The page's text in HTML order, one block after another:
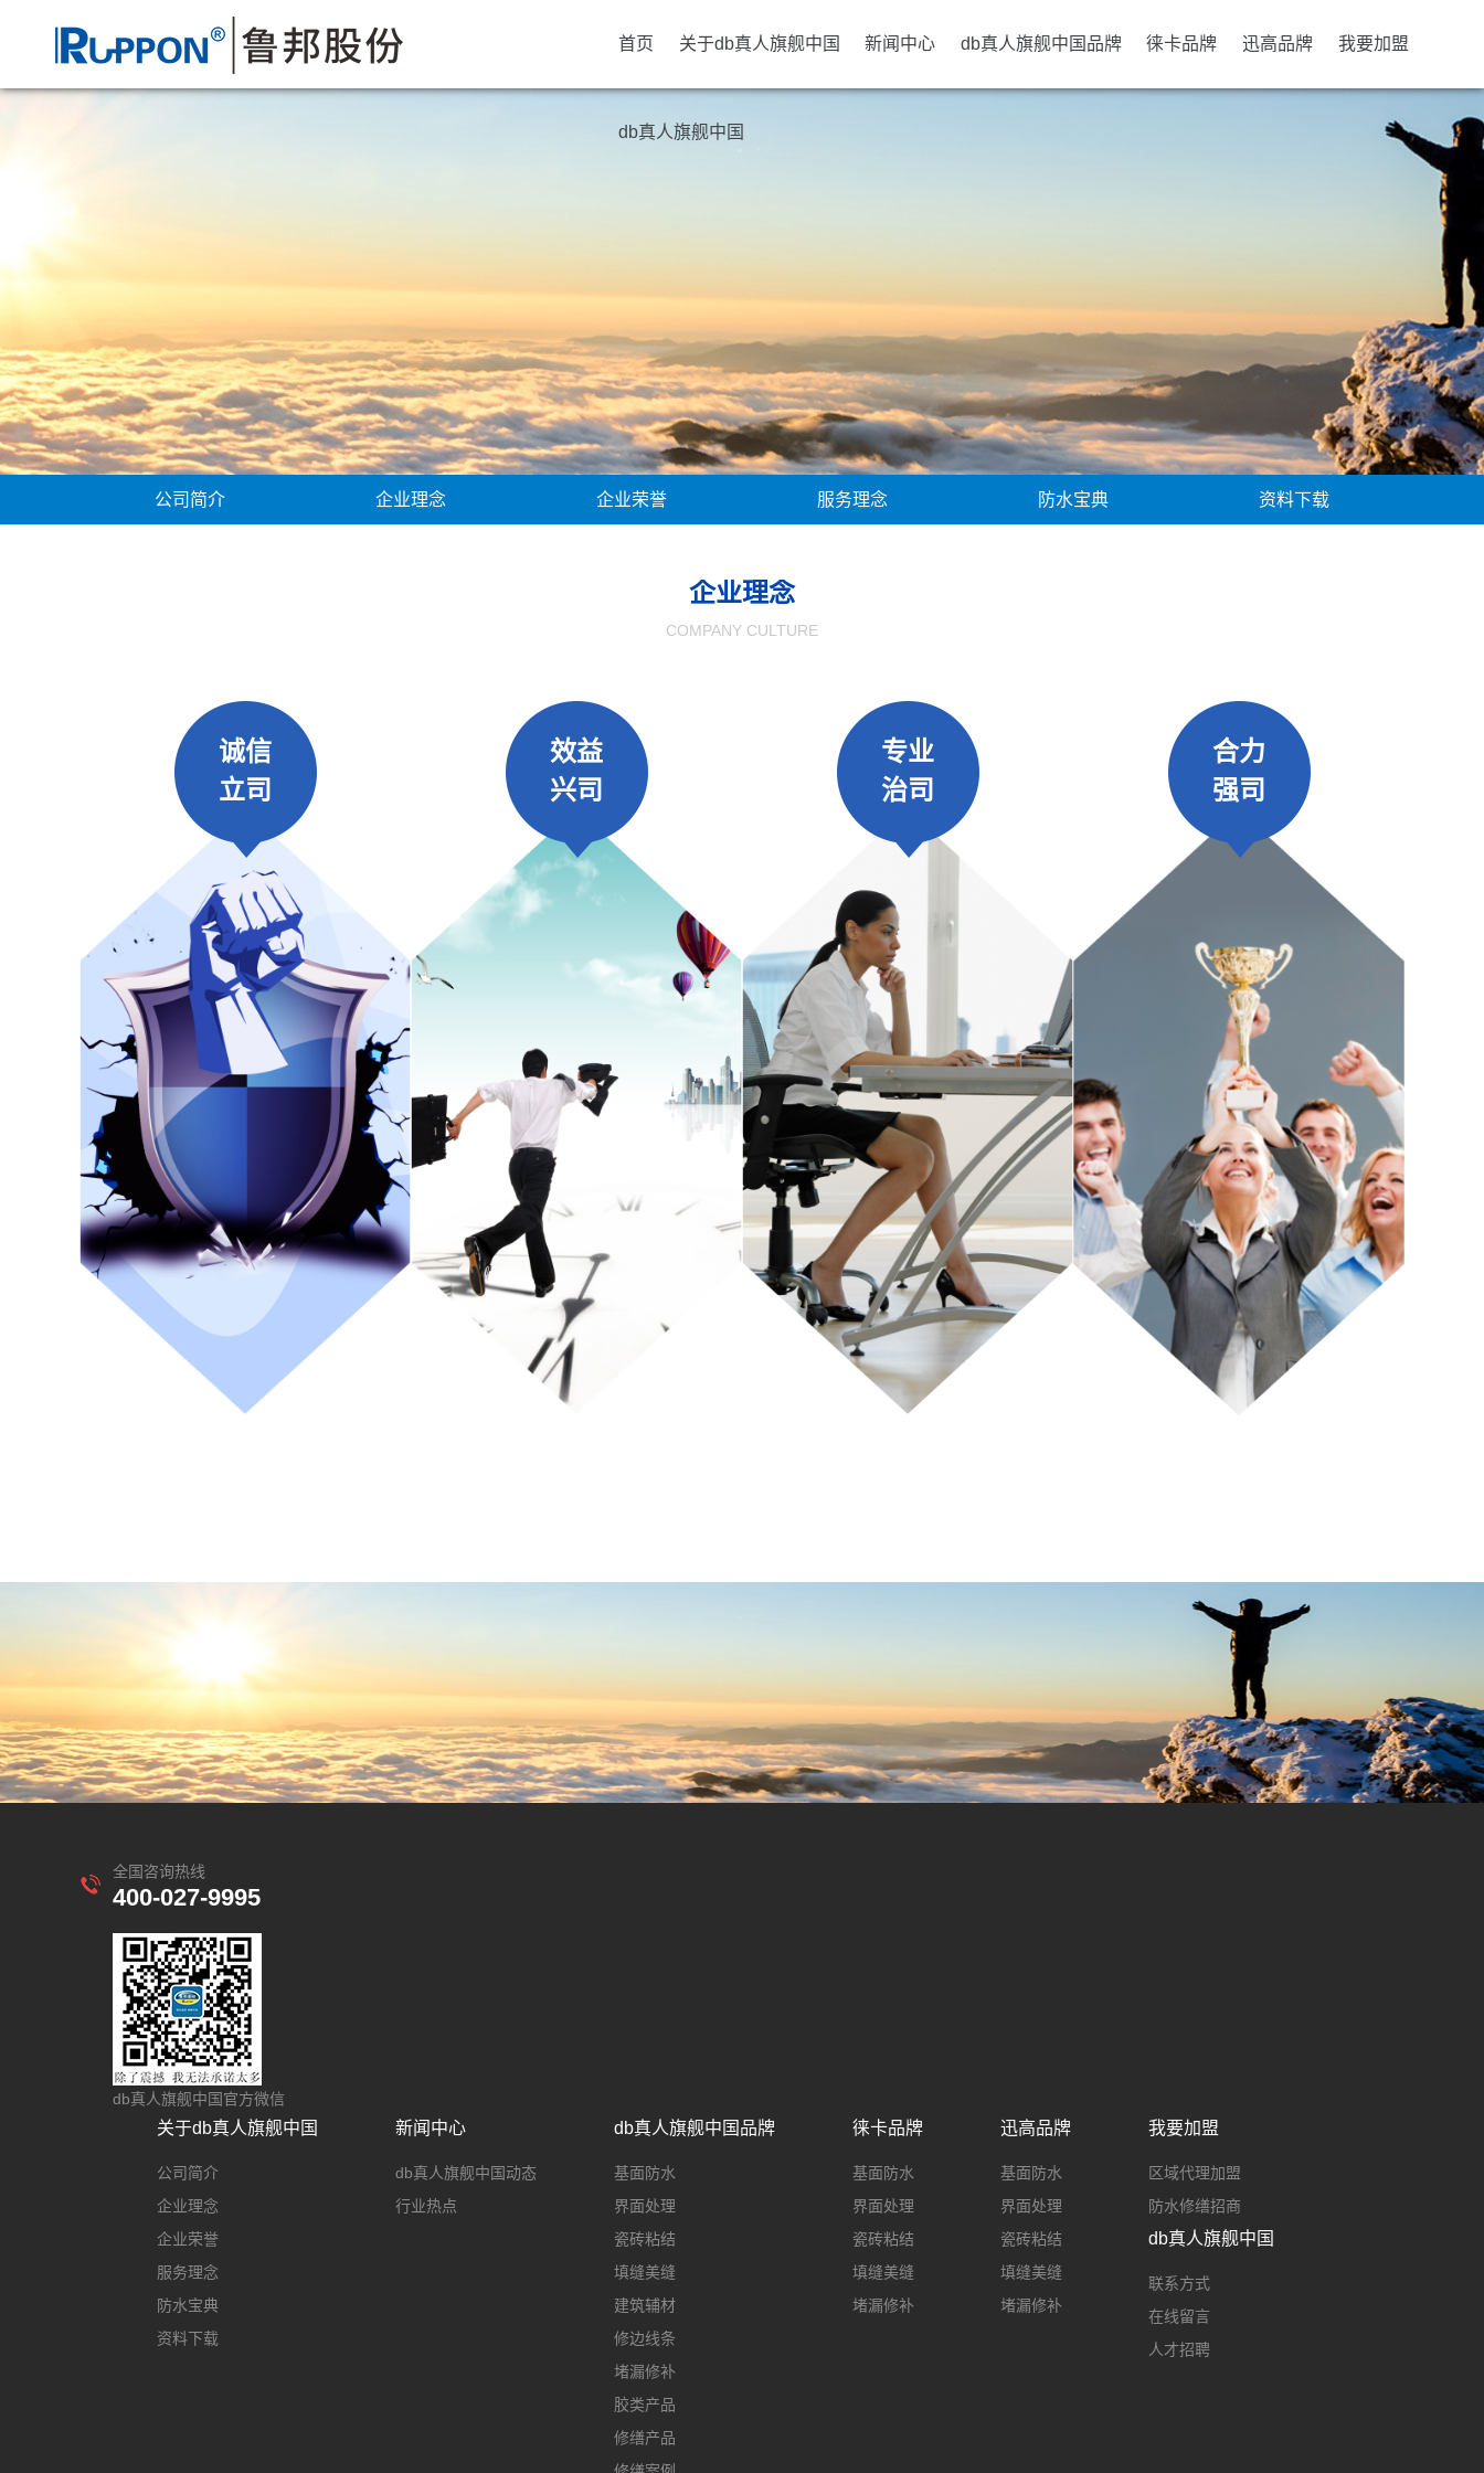
首页 关于db真人旗舰中国 新闻中心 db真人旗舰中国品牌 徕卡品牌 迅高品牌 我要加盟
db真人旗舰中国
公司简介 企业理念 企业荣誉 服务理念 防水宝典 资料下载
企业理念
COMPANY CULTURE
诚信
立司
效益
兴司
专业
治司
合力
强司
全国咨询热线
400-027-9995
db真人旗舰中国官方微信
关于db真人旗舰中国
公司简介
企业理念
企业荣誉
服务理念
防水宝典
资料下载
新闻中心
db真人旗舰中国动态
行业热点
db真人旗舰中国品牌
基面防水
界面处理
瓷砖粘结
填缝美缝
建筑辅材
修边线条
堵漏修补
胶类产品
修缮产品
徕卡品牌
基面防水
界面处理
瓷砖粘结
填缝美缝
堵漏修补
迅高品牌
基面防水
界面处理
瓷砖粘结
填缝美缝
堵漏修补
我要加盟
区域代理加盟
防水修缮招商
db真人旗舰中国
联系方式
在线留言
人才招聘